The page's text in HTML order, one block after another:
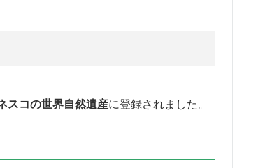
スコの世界自然遺産に登録されました。